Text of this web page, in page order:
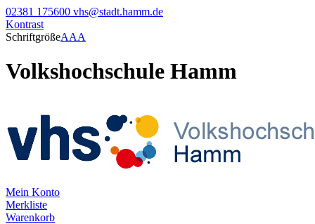
02381 175600 vhs@stadt.hamm.de
Kontrast
SchriftgrößeAAA
Volkshochschule Hamm
Mein Konto
Merkliste
Warenkorb